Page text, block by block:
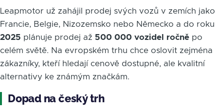
Leapmotor už zahájil prodej svých vozů v zemích jako
Francie, Belgie, Nizozemsko nebo Německo a do roku
2025 plánuje prodej až 500 000 vozidel ročně po
celém světě. Na evropském trhu chce oslovit zejména
zákazníky, kteří hledají cenově dostupné, ale kvalitní
alternativy ke známým značkám.
Dopad na český trh